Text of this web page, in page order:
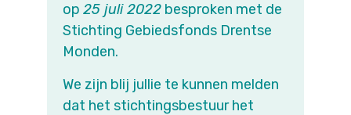
op 25 juli 2022 besproken met de
Stichting Gebiedsfonds Drentse
Monden.
We zijn blij jullie te kunnen melden
dat het stichtingsbestuur het